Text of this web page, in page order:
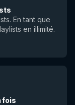
En tant que
en illimité.
fois